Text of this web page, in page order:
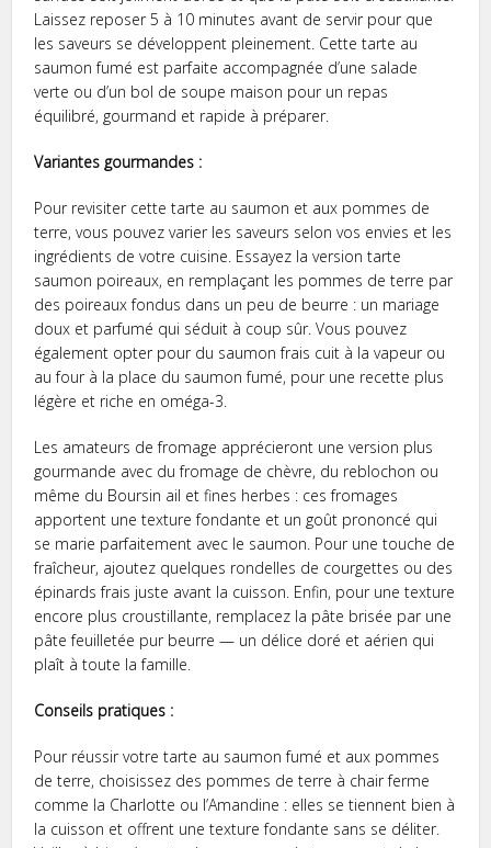
Laissez reposer 5 à 10 minutes avant de servir pour que
les saveurs se développent pleinement. Cette tarte au
saumon fumé est parfaite accompagnée d’une salade
verte ou d’un bol de soupe maison pour un repas
équilibré, gourmand et rapide à préparer.
Variantes gourmandes :
Pour revisiter cette tarte au saumon et aux pommes de
terre, vous pouvez varier les saveurs selon vos envies et les
ingrédients de votre cuisine. Essayez la version tarte
saumon poireaux, en remplaçant les pommes de terre par
des poireaux fondus dans un peu de beurre : un mariage
doux et parfumé qui séduit à coup sûr. Vous pouvez
également opter pour du saumon frais cuit à la vapeur ou
au four à la place du saumon fumé, pour une recette plus
légère et riche en oméga-3.
Les amateurs de fromage apprécieront une version plus
gourmande avec du fromage de chèvre, du reblochon ou
même du Boursin ail et fines herbes : ces fromages
apportent une texture fondante et un goût prononcé qui
se marie parfaitement avec le saumon. Pour une touche de
fraîcheur, ajoutez quelques rondelles de courgettes ou des
épinards frais juste avant la cuisson. Enfin, pour une texture
encore plus croustillante, remplacez la pâte brisée par une
pâte feuilletée pur beurre — un délice doré et aérien qui
plaît à toute la famille.
Conseils pratiques :
Pour réussir votre tarte au saumon fumé et aux pommes
de terre, choisissez des pommes de terre à chair ferme
comme la Charlotte ou l’Amandine : elles se tiennent bien à
la cuisson et offrent une texture fondante sans se déliter.